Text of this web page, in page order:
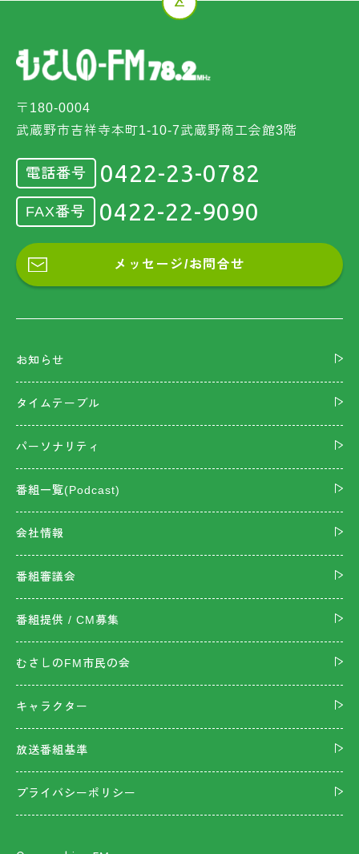
〒180-0004
武蔵野市吉祥寺本町1-10-7武蔵野商工会館3階
電話番号 0422-23-0782
FAX番号 0422-22-9090
メッセージ/お問合せ
お知らせ
タイムテーブル
パーソナリティ
番組一覧(Podcast)
会社情報
番組審議会
番組提供 / CM募集
むさしのFM市民の会
キャラクター
放送番組基準
プライバシーポリシー